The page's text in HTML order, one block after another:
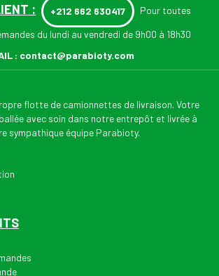
: +212 662 630417 Pour toutes
du lundi au vendredi de 9h00 à 18h30
: contact@parabioty.com
flotte de camionnettes de livraison. Votre
avec soin dans notre entrepôt et livrée à
sympathique équipe Parabioty.